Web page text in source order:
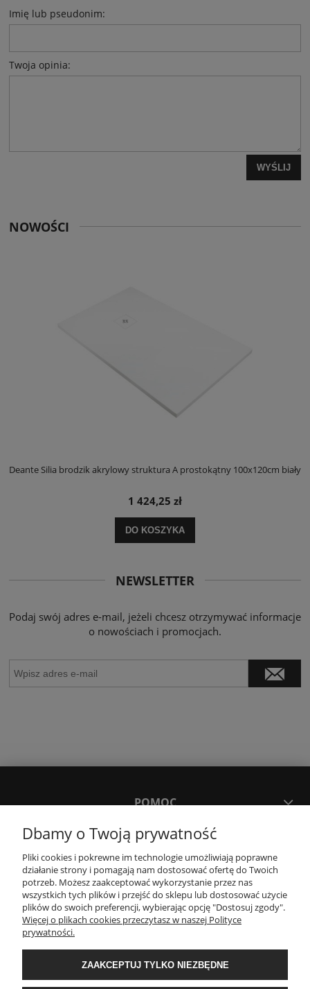
Imię lub pseudonim:
Twoja opinia:
WYŚLIJ
NOWOŚCI
Deante Silia brodzik akrylowy struktura A prostokątny 100x120cm biały
1 424,25 zł
DO KOSZYKA
NEWSLETTER
Podaj swój adres e-mail, jeżeli chcesz otrzymywać informacje
o nowościach i promocjach.
POMOC
MOJE KONTO
PŁATNOŚCI I DOSTAWA
KONTAKT
Wyposażenie łazienek Łazienki.eco | Pawła 23, 41-708 Ruda Śląska | E-mail:
sklep@lazienki.eco | Tel.: 600 012 164 lub 600 012 159 | TGS Przemysław
Dbamy o Twoją prywatność
Pliki cookies i pokrewne im technologie umożliwiają poprawne
działanie strony i pomagają nam dostosować ofertę do Twoich
potrzeb. Możesz zaakceptować wykorzystanie przez nas
wszystkich tych plików i przejść do sklepu lub dostosować użycie
plików do swoich preferencji, wybierając opcję "Dostosuj zgody".
Więcej o plikach cookies przeczytasz w naszej Polityce
prywatności.
ZAAKCEPTUJ TYLKO NIEZBĘDNE